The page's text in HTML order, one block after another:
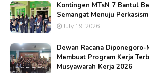
Kontingen MTsN 7 Bantul
Semangat Menuju
July 19, 2026
Dewan Racana
Membuat Program Kerja
Musyawarah Kerja 2026